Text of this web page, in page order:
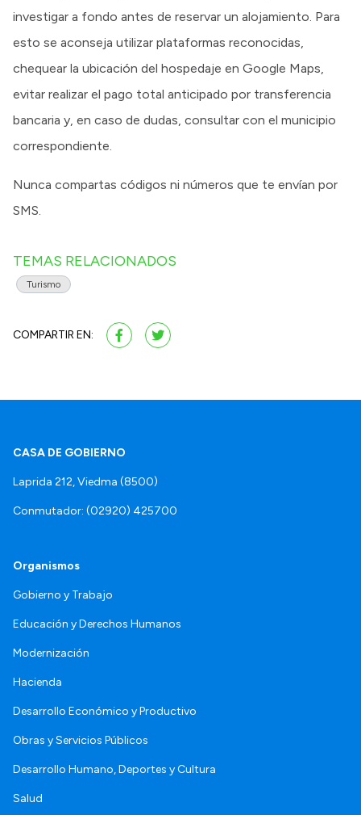
investigar a fondo antes de reservar un alojamiento. Para
esto se aconseja utilizar plataformas reconocidas,
chequear la ubicación del hospedaje en Google Maps,
evitar realizar el pago total anticipado por transferencia
bancaria y, en caso de dudas, consultar con el municipio
correspondiente.
Nunca compartas códigos ni números que te envían por
SMS.
TEMAS RELACIONADOS
Turismo
COMPARTIR EN:
CASA DE GOBIERNO
Laprida 212, Viedma (8500)
Conmutador: (02920) 425700
Organismos
Gobierno y Trabajo
Educación y Derechos Humanos
Modernización
Hacienda
Desarrollo Económico y Productivo
Obras y Servicios Públicos
Desarrollo Humano, Deportes y Cultura
Salud